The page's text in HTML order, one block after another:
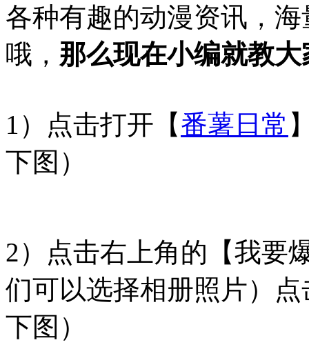
各种有趣的动漫资讯，
哦， 那么现在小编就教大
1）点击打开【番薯日常
下图）
2）点击右上角的【我要
们可以选择相册照片）
下图）